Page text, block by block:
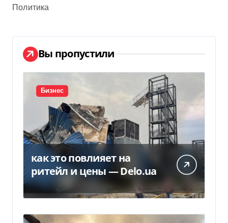
Политика
Вы пропустили
Бизнес
как это повлияет на
ритейл и цены — Delo.ua